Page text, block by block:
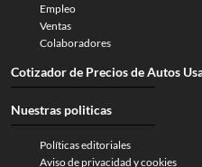
Empleo
Ventas
Colaboradores
Cotizador de Precios de Autos
Nuestras politicas
Políticas editoriales
Aviso de privacidad y cookies